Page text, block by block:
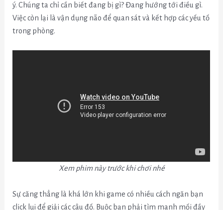
ý. Chúng ta chỉ cần biết đang bị gì? Đang hướng tới điều gì.
Việc còn lại là vận dụng não để quan sát và kết hợp các yếu tố
trong phòng.
Xem phim này trước khi chơi nhé
Sự căng thẳng là khá lớn khi game có nhiều cách ngăn bạn
click lụi để giải các câu đố. Buộc bạn phải tìm manh mối đầy